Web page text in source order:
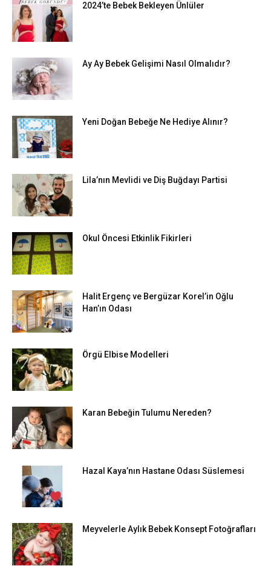
2024’te Bebek Bekleyen Ünlüler
Ay Ay Bebek Gelişimi Nasıl Olmalıdır?
Yeni Doğan Bebeğe Ne Hediye Alınır?
Lila’nın Mevlidi ve Diş Buğdayı Partisi
Okul Öncesi Etkinlik Fikirleri
Halit Ergenç ve Bergüzar Korel’in Oğlu
Han’ın Odası
Örgü Elbise Modelleri
Karan Bebeğin Tulumu Nereden?
Hazal Kaya’nın Hastane Odası Süslemesi
Meyvelerle Aylık Bebek Konsept Fotoğrafları